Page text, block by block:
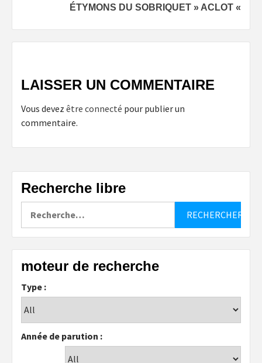
ÉTYMONS DU SOBRIQUET » ACLOT «
LAISSER UN COMMENTAIRE
Vous devez être connecté pour publier un
commentaire.
Recherche libre
moteur de recherche
Type :
Année de parution :